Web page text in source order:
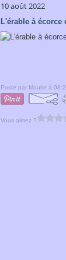
10 août 2022
L'érable à écorce
Posté par Moutie à
Vous aimez ?